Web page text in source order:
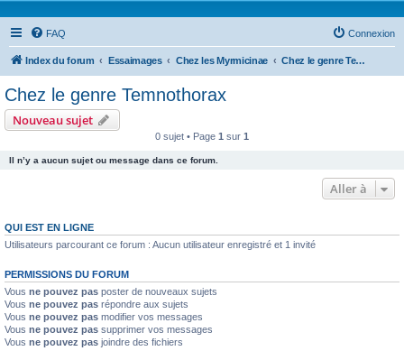
FAQ Connexion
Index du forum Essaimages Chez les Myrmicinae Chez le genre Temnothorax
Chez le genre Temnothorax
Nouveau sujet
0 sujet • Page 1 sur 1
Il n’y a aucun sujet ou message dans ce forum.
Aller à
QUI EST EN LIGNE
Utilisateurs parcourant ce forum : Aucun utilisateur enregistré et 1 invité
PERMISSIONS DU FORUM
Vous ne pouvez pas poster de nouveaux sujets
Vous ne pouvez pas répondre aux sujets
Vous ne pouvez pas modifier vos messages
Vous ne pouvez pas supprimer vos messages
Vous ne pouvez pas joindre des fichiers